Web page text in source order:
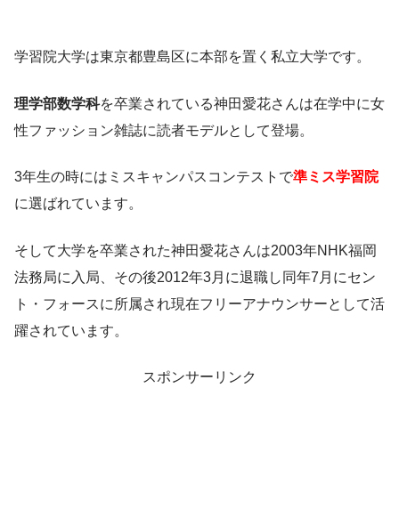
学習院大学は東京都豊島区に本部を置く私立大学です。
理学部数学科を卒業されている神田愛花さんは在学中に女
性ファッション雑誌に読者モデルとして登場。
3年生の時にはミスキャンパスコンテストで準ミス学習院
に選ばれています。
そして大学を卒業された神田愛花さんは2003年NHK福岡
法務局に入局、その後2012年3月に退職し同年7月にセン
ト・フォースに所属され現在フリーアナウンサーとして活
躍されています。
スポンサーリンク